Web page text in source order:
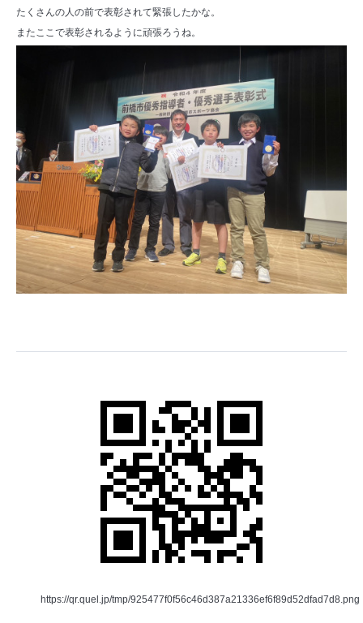
たくさんの人の前で表彰されて緊張したかな。
またここで表彰されるように頑張ろうね。
https://qr.quel.jp/tmp/925477f0f56c46d387a21336ef6f89d52dfad7d8.png